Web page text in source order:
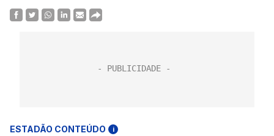
ESTADÃO CONTEÚDO i